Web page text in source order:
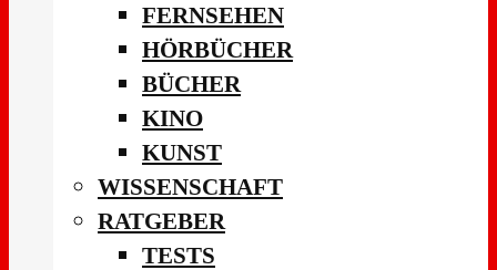
FERNSEHEN
HÖRBÜCHER
BÜCHER
KINO
KUNST
WISSENSCHAFT
RATGEBER
TESTS